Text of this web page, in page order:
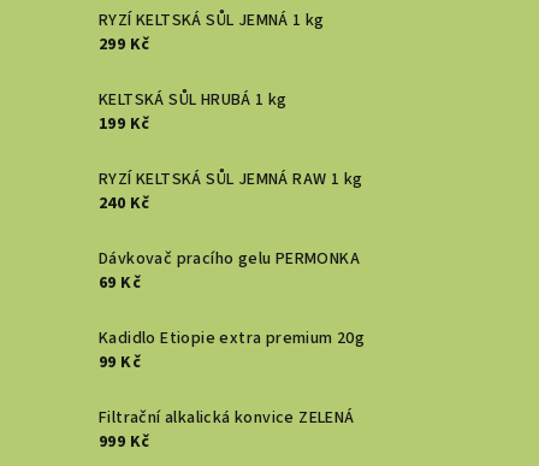
RYZÍ KELTSKÁ SŮL JEMNÁ 1 kg
299 Kč
KELTSKÁ SŮL HRUBÁ 1 kg
199 Kč
RYZÍ KELTSKÁ SŮL JEMNÁ RAW 1 kg
240 Kč
Dávkovač pracího gelu PERMONKA
69 Kč
Kadidlo Etiopie extra premium 20g
99 Kč
Filtrační alkalická konvice ZELENÁ
999 Kč